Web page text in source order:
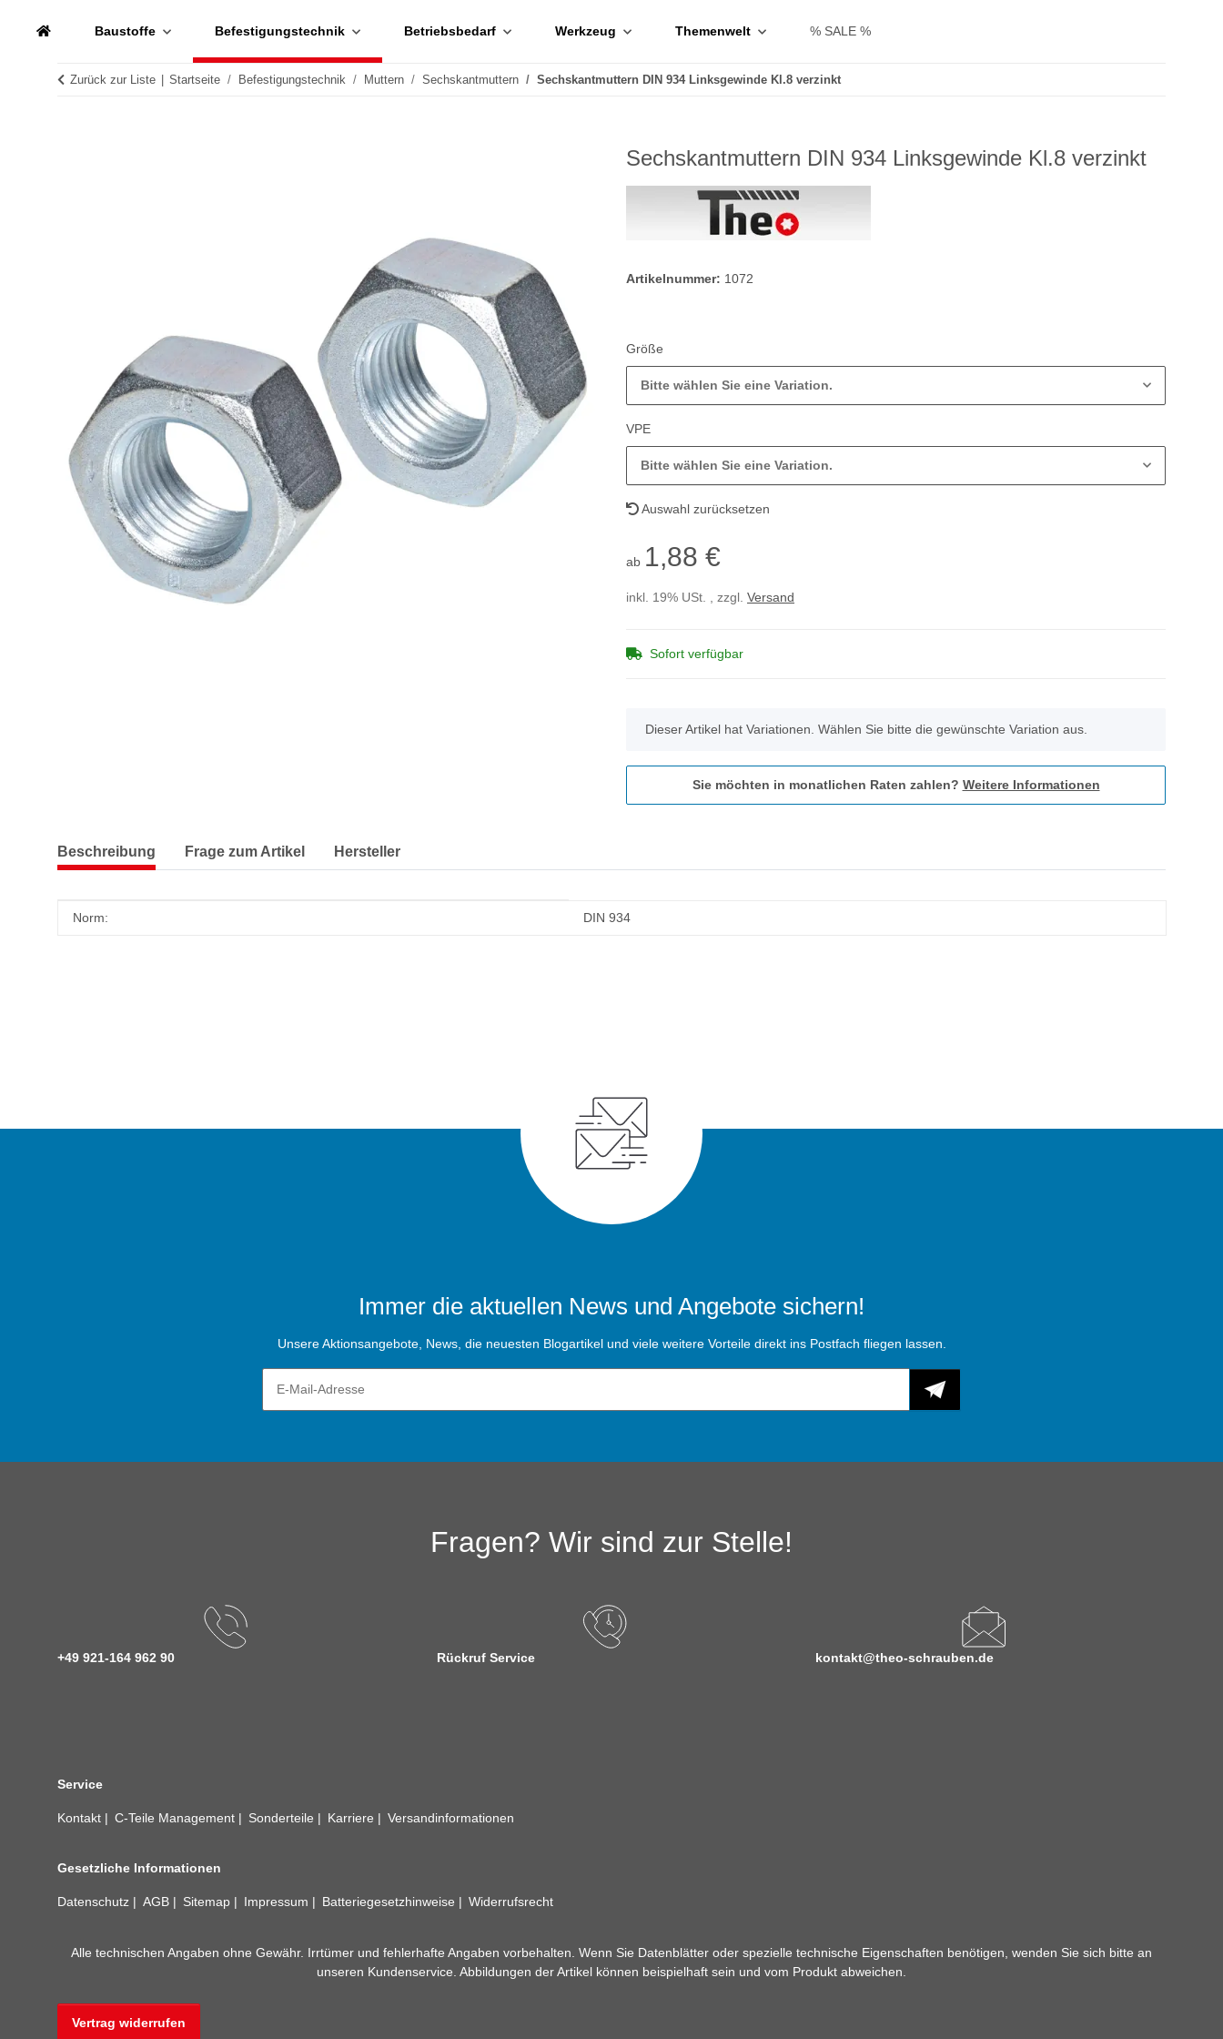
Baustoffe Befestigungstechnik Betriebsbedarf Werkzeug Themenwelt % SALE %
Zurück zur Liste Startseite Befestigungstechnik Muttern Sechskantmuttern Sechskantmuttern DIN 934 Linksgewinde Kl.8 verzinkt
Sechskantmuttern DIN 934 Linksgewinde Kl.8 verzinkt
Artikelnummer: 1072
Größe
Bitte wählen Sie eine Variation.
VPE
Bitte wählen Sie eine Variation.
Auswahl zurücksetzen
ab 1,88 €
inkl. 19% USt. , zzgl. Versand
Sofort verfügbar
x
Dieser Artikel hat Variationen. Wählen Sie bitte die gewünschte Variation aus.
Sie möchten in monatlichen Raten zahlen? Weitere Informationen
Beschreibung Frage zum Artikel Hersteller
Produkteigenschaft
Wert
Norm: DIN 934
Immer die aktuellen News und Angebote sichern!
Unsere Aktionsangebote, News, die neuesten Blogartikel und viele weitere Vorteile direkt ins Postfach fliegen lassen.
Fragen? Wir sind zur Stelle!
+49 921-164 962 90 Rückruf Service kontakt@theo-schrauben.de
Service
Kontakt C-Teile Management Sonderteile Karriere Versandinformationen
Gesetzliche Informationen
Datenschutz AGB Sitemap Impressum Batteriegesetzhinweise Widerrufsrecht
Alle technischen Angaben ohne Gewähr. Irrtümer und fehlerhafte Angaben vorbehalten. Wenn Sie Datenblätter oder spezielle technische Eigenschaften benötigen, wenden Sie sich bitte an
unseren Kundenservice. Abbildungen der Artikel können beispielhaft sein und vom Produkt abweichen.
Vertrag widerrufen